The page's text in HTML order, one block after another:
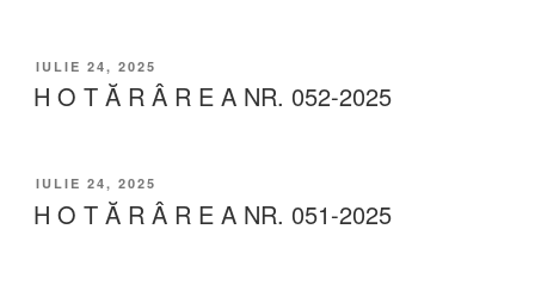
IULIE 24, 2025
H O T Ă R Â R E A NR. 052-2025
IULIE 24, 2025
H O T Ă R Â R E A NR. 051-2025